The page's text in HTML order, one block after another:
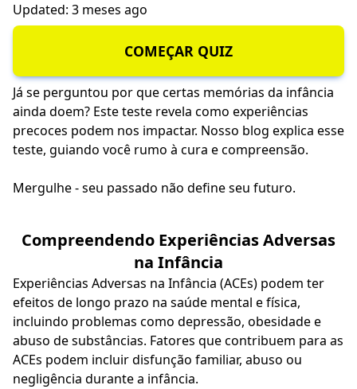
Updated: 3 meses ago
COMEÇAR QUIZ
Já se perguntou por que certas memórias da infância
ainda doem? Este teste revela como experiências
precoces podem nos impactar. Nosso blog explica esse
teste, guiando você rumo à cura e compreensão.
Mergulhe - seu passado não define seu futuro.
Compreendendo Experiências Adversas
na Infância
Experiências Adversas na Infância (ACEs) podem ter
efeitos de longo prazo na saúde mental e física,
incluindo problemas como depressão, obesidade e
abuso de substâncias. Fatores que contribuem para as
ACEs podem incluir disfunção familiar, abuso ou
negligência durante a infância.